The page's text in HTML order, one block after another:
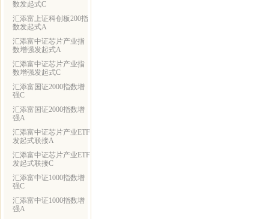
数发起式C
汇添富上证科创板200指
数发起式A
汇添富中证芯片产业指
数增强发起式A
汇添富中证芯片产业指
数增强发起式C
汇添富国证2000指数增
强C
汇添富国证2000指数增
强A
汇添富中证芯片产业ETF
发起式联接A
汇添富中证芯片产业ETF
发起式联接C
汇添富中证1000指数增
强C
汇添富中证1000指数增
强A